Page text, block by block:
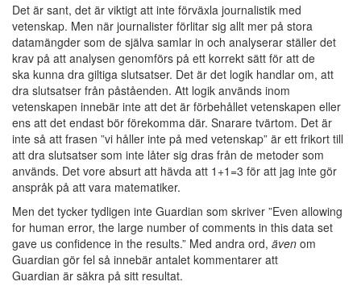
Det är sant, det är viktigt att inte förväxla journalistik med
vetenskap. Men när journalister förlitar sig allt mer på stora
datamängder som de själva samlar in och analyserar ställer det
krav på att analysen genomförs på ett korrekt sätt för att de
ska kunna dra giltiga slutsatser. Det är det logik handlar om, att
dra slutsatser från påståenden. Att logik används inom
vetenskapen innebär inte att det är förbehållet vetenskapen eller
ens att det endast bör förekomma där. Snarare tvärtom. Det är
inte så att frasen ”vi håller inte på med vetenskap” är ett frikort till
att dra slutsatser som inte låter sig dras från de metoder som
används. Det vore absurt att hävda att 1+1=3 för att jag inte gör
anspråk på att vara matematiker.
Men det tycker tydligen inte Guardian som skriver ”Even allowing
for human error, the large number of comments in this data set
gave us confidence in the results.” Med andra ord, även om
Guardian gör fel så innebär antalet kommentarer att
Guardian är säkra på sitt resultat.